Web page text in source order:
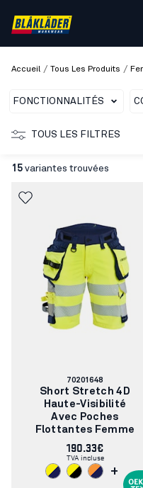
Accueil / Tous Les Produits /
FONCTIONNALITÉS
TOUS LES FILTRES
15 variantes trouvées
Numéro
d'article:
70201648
Short Stretch 4D
Haute-Visibilité
Avec Poches
Flottantes Femme
190.33€
TVA incluse
+